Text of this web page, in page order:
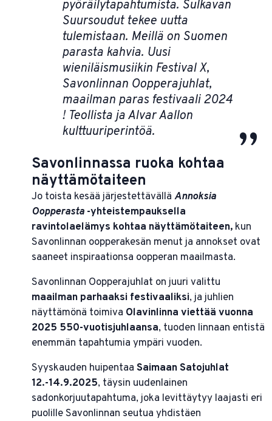
pyöräilytapahtumista. Sulkavan
Suursoudut tekee uutta
tulemistaan. Meillä on Suomen
parasta kahvia. Uusi
wieniläismusiikin Festival X,
Savonlinnan Oopperajuhlat,
maailman paras festivaali 2024
! Teollista ja Alvar Aallon
kulttuuriperintöä.
Savonlinnassa ruoka kohtaa
näyttämötaiteen
Jo toista kesää järjestettävällä Annoksia
Oopperasta -yhteistempauksella
ravintolaelämys kohtaa näyttämötaiteen, kun
Savonlinnan oopperakesän menut ja annokset ovat
saaneet inspiraationsa oopperan maailmasta.
Savonlinnan Oopperajuhlat on juuri valittu
maailman parhaaksi festivaaliksi, ja juhlien
näyttämönä toimiva Olavinlinna viettää vuonna
2025 550-vuotisjuhlaansa, tuoden linnaan entistä
enemmän tapahtumia ympäri vuoden.
Syyskauden huipentaa Saimaan Satojuhlat
12.-14.9.2025, täysin uudenlainen
sadonkorjuutapahtuma, joka levittäytyy laajasti eri
puolille Savonlinnan seutua yhdistäen